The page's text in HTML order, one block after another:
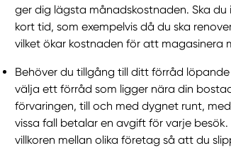
ger dig lägsta månadskostnaden. Ska
kort tid, som exempelvis då du ska
vilket ökar kostnaden för att magasinera
Behöver du tillgång till ditt förråd
välja ett förråd som ligger nära din
förvaringen, till och med dygnet runt,
vissa fall betalar en avgift för varje
villkoren mellan olika företag så att du